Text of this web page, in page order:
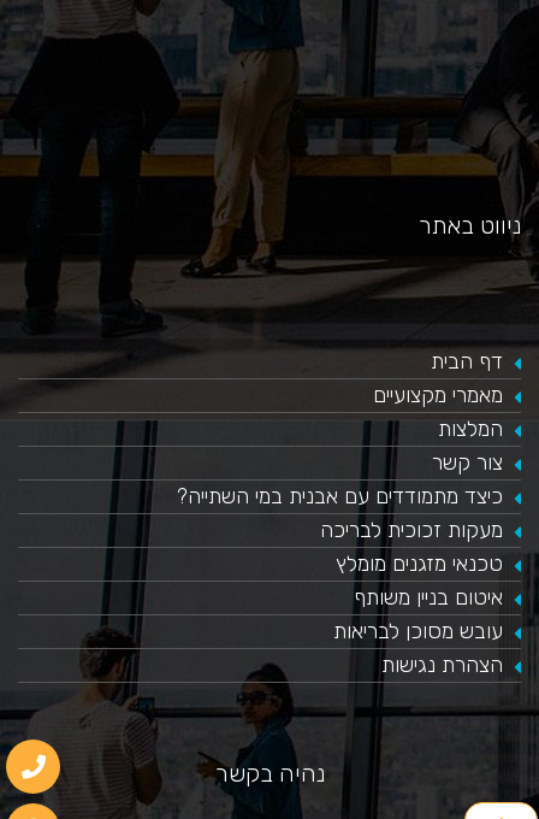
ניווט באתר
דף הבית
מאמרי מקצועיים
המלצות
צור קשר
כיצד מתמודדים עם אבנית במי השתייה?
​מעקות זכוכית לבריכה
טכנאי מזגנים מומלץ
איטום בניין משותף
עובש מסוכן לבריאות
הצהרת נגישות
נהיה בקשר